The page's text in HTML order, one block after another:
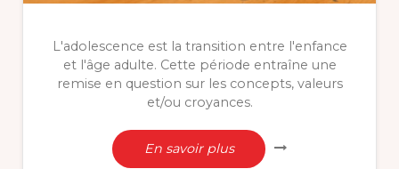
L'adolescence est la transition entre l'enfance
et l'âge adulte. Cette période entraîne une
remise en question sur les concepts, valeurs
et/ou croyances.
En savoir plus